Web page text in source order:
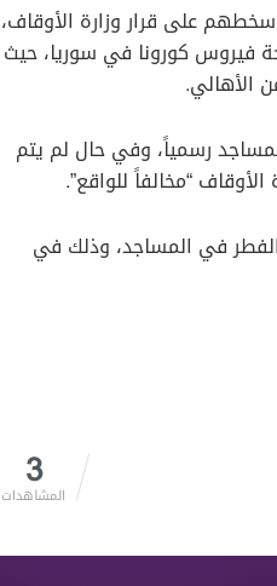
على قرار وزارة الأوقاف،
فيروس كورونا في سوريا، حيث
الأهالي.
رسمياً، وفي حال لم يتم
“مخالفاً للواقع”.
الفطر في المساجد، وذلك في
3
المشاهدات